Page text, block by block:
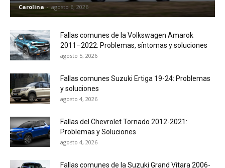
Carolina - agosto 6, 2026
Fallas comunes de la Volkswagen Amarok
2011–2022: Problemas, síntomas y soluciones
agosto 5, 2026
Fallas comunes Suzuki Ertiga 19-24: Problemas
y soluciones
agosto 4, 2026
Fallas del Chevrolet Tornado 2012-2021:
Problemas y Soluciones
agosto 4, 2026
Fallas comunes de la Suzuki Grand Vitara 2006-